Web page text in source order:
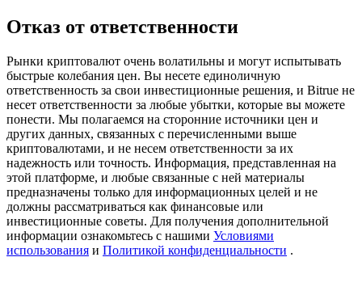
USDT New User Exclusive 10% APR
USDT Flexible Staking | Daily Rewards
BTC New User Exclusive: 6.5% APR
BTC Flexible Staking | Daily Rewards
Отказ от ответственности
Рынки криптовалют очень волатильны и могут испытывать
быстрые колебания цен. Вы несете единоличную
ответственность за свои инвестиционные решения, и Bitrue не
несет ответственности за любые убытки, которые вы можете
понести. Мы полагаемся на сторонние источники цен и
других данных, связанных с перечисленными выше
криптовалютами, и не несем ответственности за их
надежность или точность. Информация, представленная на
этой платформе, и любые связанные с ней материалы
предназначены только для информационных целей и не
должны рассматриваться как финансовые или
инвестиционные советы. Для получения дополнительной
информации ознакомьтесь с нашими Условиями
использования и Политикой конфиденциальности .